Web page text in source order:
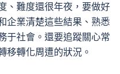
、難度還很年夜，要做好
企業清楚這些結果、熟悉
于社會。還要追蹤關心常
移轉化周遭的狀況。